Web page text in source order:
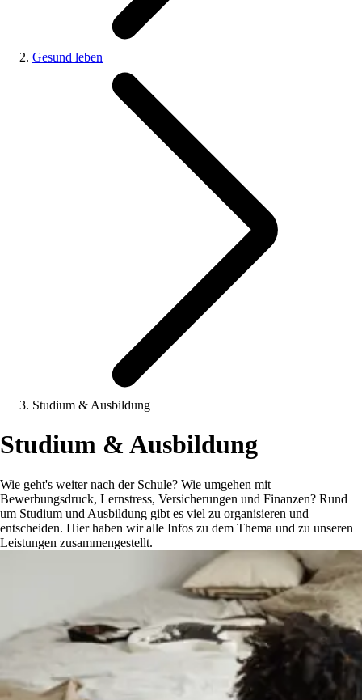
Gesund leben
Studium & Ausbildung
Studium & Ausbildung
Wie geht's weiter nach der Schule? Wie umgehen mit
Bewerbungsdruck, Lernstress, Versicherungen und Finanzen? Rund
um Studium und Ausbildung gibt es viel zu organisieren und
entscheiden. Hier haben wir alle Infos zu dem Thema und zu unseren
Leistungen zusammengestellt.